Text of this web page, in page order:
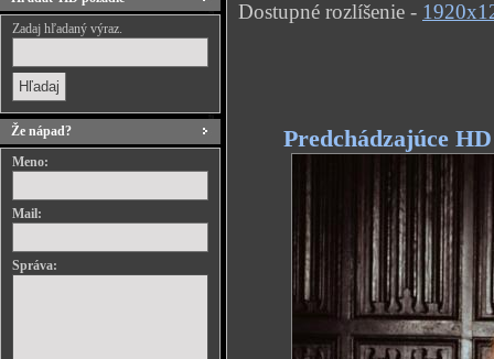
Zadaj hľadaný výraz.
Že nápad?
Meno:
Mail:
Správa:
Dostupné rozlíšenie -
Predchádzajúce